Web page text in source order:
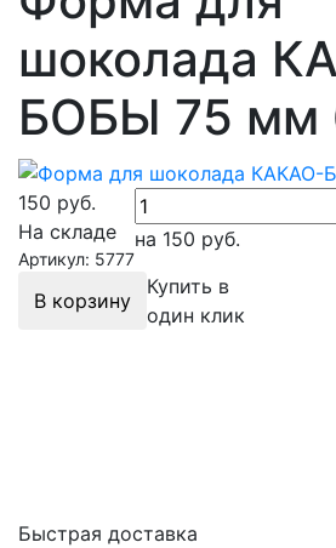
шоколада
БОБЫ 75 мм
150 руб.
На складе
Артикул: 5777
на 150 руб.
В корзину
Купить в
один клик
Быстрая доставка